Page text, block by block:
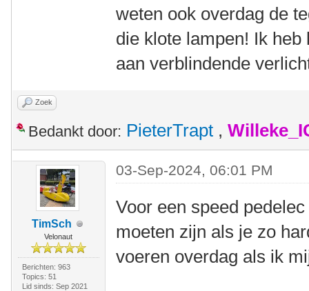
weten ook overdag de
die klote lampen! Ik
aan verblindende
Zoek
Bedankt door: PieterTrapt ,
TimSch
Velonaut
Berichten: 963
Topics: 51
Lid sinds: Sep 2021
03-Sep-2024, 06:01 PM
Voor een speed
moeten zijn als je zo
voeren overdag als ik